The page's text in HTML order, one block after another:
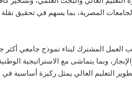
المصرية، بما يسهم في تحقيق نقلة
العمل المشترك لبناء نموذج جامعي أكثر
وبما يتماشى مع الاستراتيجية الوطنية
٢٠٣٠، مشددًا على أن تطوير التعليم العالي يمثل ركيزة